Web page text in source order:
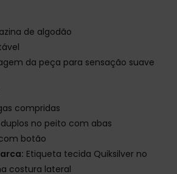
de algodão
da peça para sensação suave
compridas
duplos no peito com abas
botão
Etiqueta tecida Quiksilver no
costura lateral